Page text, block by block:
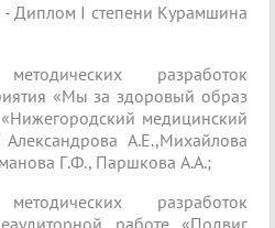
Диплом I степени Курамшина
разработок
«Мы за здоровый образ
медицинский
А.Е.,Михайлова
Г.Ф., Паршкова А.А.;
разработок